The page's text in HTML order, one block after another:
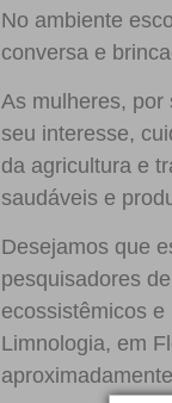
No ambiente
conversa e
As mulheres, por
seu interesse,
da agricultura e
saudáveis e
Desejamos que
pesquisadores
ecossistêmicos e
Limnologia, em